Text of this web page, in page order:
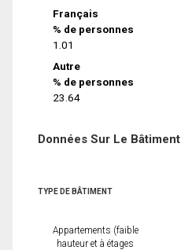
Français
% de personnes
1.01
Autre
% de personnes
23.64
Données Sur Le Bâtiment
TYPE DE BÂTIMENT
Appartements (faible
hauteur et à étages